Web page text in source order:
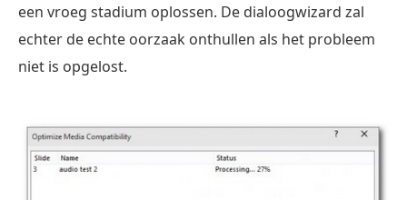
een vroeg stadium oplossen. De dialoogwizard zal
echter de echte oorzaak onthullen als het probleem
niet is opgelost.